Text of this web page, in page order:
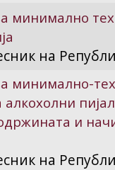
минимално
на
минимално-
и
на